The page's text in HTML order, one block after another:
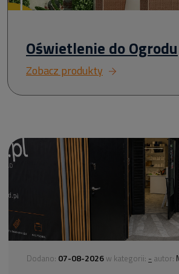
Oświetlenie do Ogrodu
Zobacz produkty
Dodano: 07-08-2026 w kategorii: - autor: